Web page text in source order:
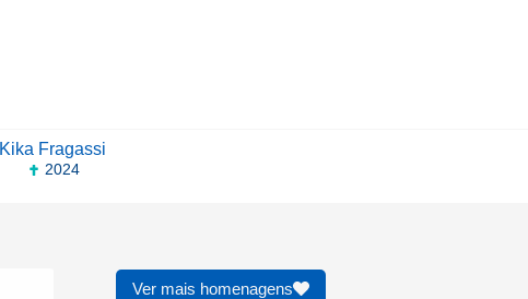
Kika Fragassi
2024
Ver mais homenagens